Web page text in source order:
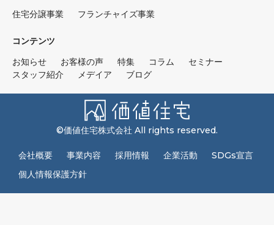
住宅分譲事業
フランチャイズ事業
コンテンツ
お知らせ
お客様の声 特集 コラム
セミナー
スタッフ紹介
メデイア ブログ
©価値住宅株式会社 All rights reserved.
会社概要 事業内容 採用情報 企業活動
SDGs宣言
個人情報保護方針